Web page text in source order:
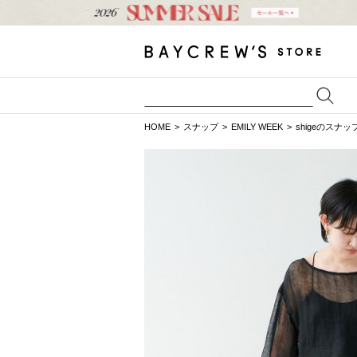
HOME スナップ EMILY WEEK shigeのスナッ